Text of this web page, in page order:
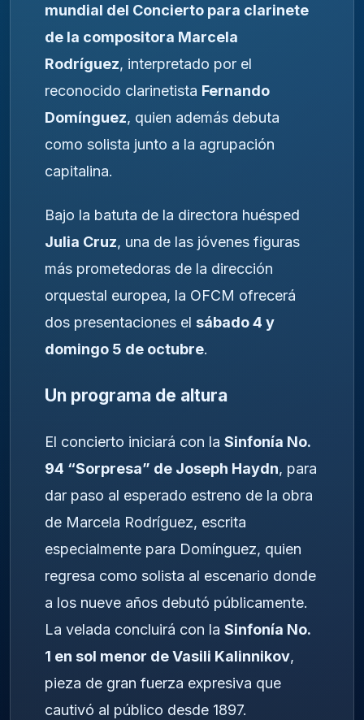
mundial del Concierto para clarinete
de la compositora Marcela
Rodríguez, interpretado por el
reconocido clarinetista Fernando
Domínguez, quien además debuta
como solista junto a la agrupación
capitalina.
Bajo la batuta de la directora huésped
Julia Cruz, una de las jóvenes figuras
más prometedoras de la dirección
orquestal europea, la OFCM ofrecerá
dos presentaciones el sábado 4 y
domingo 5 de octubre.
Un programa de altura
El concierto iniciará con la Sinfonía No.
94 “Sorpresa” de Joseph Haydn, para
dar paso al esperado estreno de la obra
de Marcela Rodríguez, escrita
especialmente para Domínguez, quien
regresa como solista al escenario donde
a los nueve años debutó públicamente.
La velada concluirá con la Sinfonía No.
1 en sol menor de Vasili Kalinnikov,
pieza de gran fuerza expresiva que
cautivó al público desde 1897.